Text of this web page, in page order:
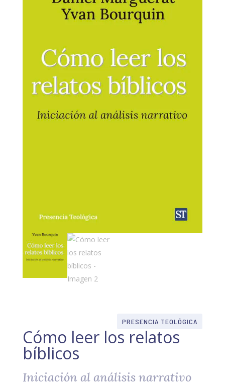
PRESENCIA TEOLÓGICA
Cómo leer los relatos
bíblicos
Iniciación al análisis narrativo